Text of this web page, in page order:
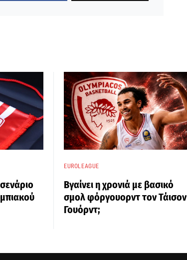
EUROLEAGUE
Βγαίνει η χρονιά με βασικό
σμολ φόργουορντ τον Τάισον
Γουόρντ;